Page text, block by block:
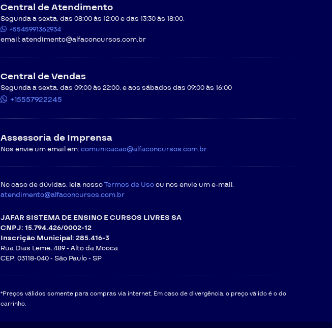
Central de Atendimento
Segunda a sexta, das 08:00 às 12:00 e das 13:30 às 18:00.
+5545991362934
email:atendimento@alfaconcursos.com.br
Central de Vendas
Segunda a sexta, das 09:00 às 22:00, e aos sábados das 09:00 às 16:00
+15557922245
Assessoria de Imprensa
Nos envie um email em:comunicacao@alfaconcursos.com.br
No caso de dúvidas, leia nossoTermos de Usoou nos envie um e-mail.
atendimento@alfaconcursos.com.br
JAFAR SISTEMA DE ENSINO E CURSOS LIVRES SA
CNPJ: 15.794.426/0002-12
Inscrição Municipal: 285.416-3
Rua Dias Leme, 489 - Alto da Mooca
CEP: 03118-040 -São Paulo - SP
*Preços válidos somente para compras via internet. Em caso de divergência, o preço válido é o do
carrinho.